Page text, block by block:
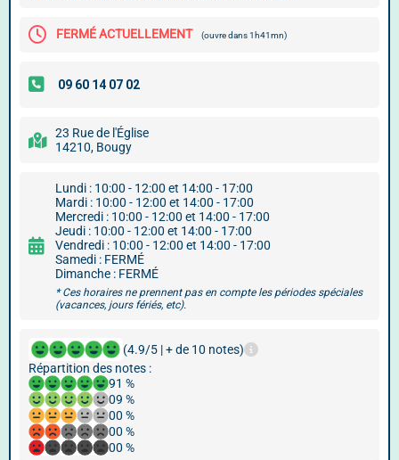
FERMÉ ACTUELLEMENT (ouvre dans 1h41mn)
23 Rue de l'Église
14210, Bougy
Lundi : 10:00 - 12:00 et 14:00 - 17:00
Mardi : 10:00 - 12:00 et 14:00 - 17:00
Mercredi : 10:00 - 12:00 et 14:00 - 17:00
Jeudi : 10:00 - 12:00 et 14:00 - 17:00
Vendredi : 10:00 - 12:00 et 14:00 - 17:00
Samedi : FERMÉ
Dimanche : FERMÉ
* Ces horaires ne prennent pas en compte les périodes spéciales
(vacances, jours fériés, etc).
(4.9/5 | + de 10 notes)
Répartition des notes :
91 %
09 %
00 %
00 %
00 %